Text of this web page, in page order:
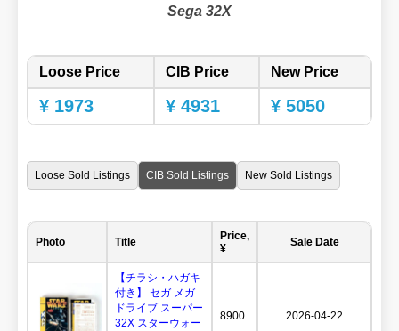
Sega 32X
Loose Price CIB Price New Price
¥ 1973 ¥ 4931 ¥ 5050
Loose Sold Listings CIB Sold Listings New Sold Listings
Photo Title
Price,
¥
Sale Date
【チラシ・ハガキ
付き】 セガ メガ
ドライブ スーパー
32X スターウォー
8900 2026-04-22